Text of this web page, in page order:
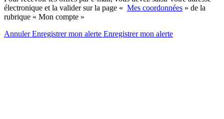
électronique et la valider sur la page « Mes coordonnées » de la
rubrique « Mon compte »
AnnulerEnregistrer mon alerte Enregistrermon alerte